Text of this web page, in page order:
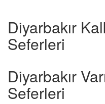
Diyarbakır
Seferleri
Diyarbakır
Seferleri